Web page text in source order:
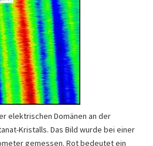
elektrischen Domänen an der
Kristalls. Das Bild wurde bei einer
gemessen. Rot bedeutet ein